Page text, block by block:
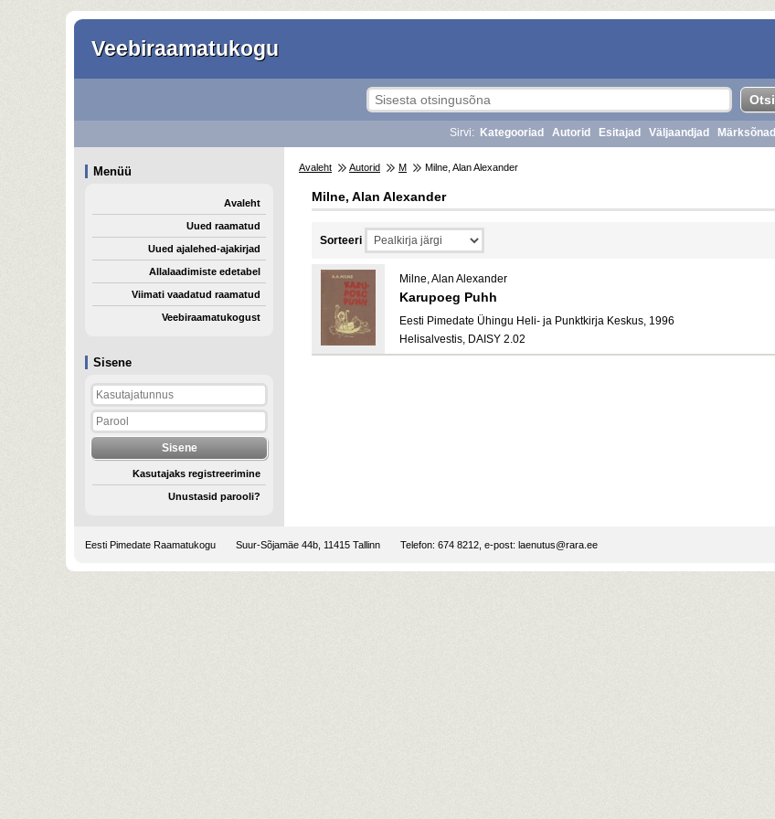
Veebiraamatukogu
Sisene
Kasutajaks registreerimine
Unustasid parooli?
Sirvi: Kategooriad Autorid Esitajad Väljaandjad Märksõnad
Menüü
Avaleht
Uued raamatud
Uued ajalehed-ajakirjad
Allalaadimiste edetabel
Viimati vaadatud raamatud
Veebiraamatukogust
Avaleht Autorid M Milne, Alan Alexander
Milne, Alan Alexander
Sorteeri
Milne, Alan Alexander
Karupoeg Puhh
Eesti Pimedate Ühingu Heli- ja Punktkirja Keskus, 1996
Helisalvestis, DAISY 2.02
Eesti Pimedate Raamatukogu Suur-Sõjamäe 44b, 11415 Tallinn Telefon: 674 8212, e-post: laenutus@rara.ee